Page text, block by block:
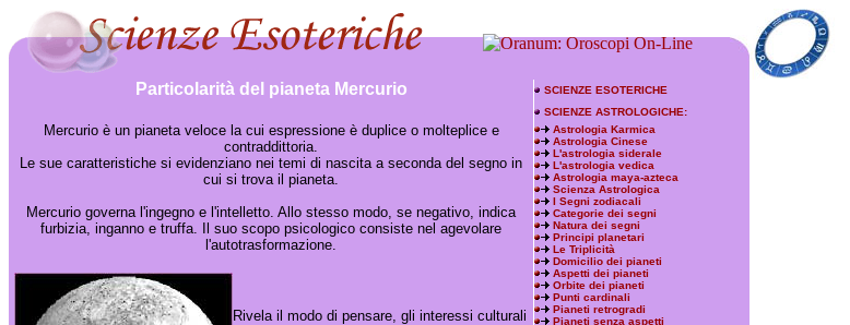
Particolarità del pianeta Mercurio
Mercurio è un pianeta veloce la cui espressione è duplice o molteplice e
contraddittoria.
Le sue caratteristiche si evidenziano nei temi di nascita a seconda del segno in
cui si trova il pianeta.
Mercurio governa l'ingegno e l'intelletto. Allo stesso modo, se negativo, indica
furbizia, inganno e truffa. Il suo scopo psicologico consiste nel agevolare
l'autotrasformazione.
Rivela il modo di pensare, gli interessi culturali
SCIENZE ESOTERICHE
SCIENZE ASTROLOGICHE:
Astrologia Karmica
Astrologia Cinese
L'astrologia siderale
L'astrologia vedica
Astrologia maya-azteca
Scienza Astrologica
I Segni zodiacali
Categorie dei segni
Natura dei segni
Principi planetari
Le Triplicità
Domicilio dei pianeti
Aspetti dei pianeti
Orbite dei pianeti
Punti cardinali
Pianeti retrogradi
Pianeti senza aspetti